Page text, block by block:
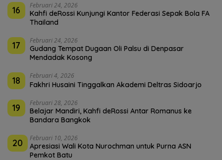
16 Februari 24, 2026
Kahfi deRossi Kunjungi Kantor Federasi Sepak Bola FA
Thailand
17 Februari 24, 2026
Gudang Tempat Dugaan Oli Palsu di Denpasar
Mendadak Kosong
18 Februari 4, 2026
Fakhri Husaini Tinggalkan Akademi Deltras Sidoarjo
19 Februari 28, 2026
Belajar Mandiri, Kahfi deRossi Antar Romanus ke
Bandara Bangkok
20 Februari 10, 2026
Apresiasi Wali Kota Nurochman untuk Purna ASN
Pemkot Batu